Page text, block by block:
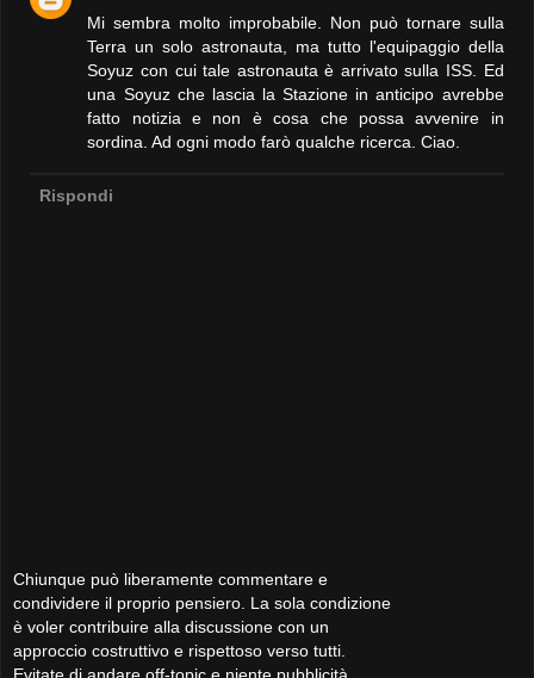
Mi sembra molto improbabile. Non può tornare sulla
Terra un solo astronauta, ma tutto l'equipaggio della
Soyuz con cui tale astronauta è arrivato sulla ISS. Ed
una Soyuz che lascia la Stazione in anticipo avrebbe
fatto notizia e non è cosa che possa avvenire in
sordina. Ad ogni modo farò qualche ricerca. Ciao.
Rispondi
Chiunque può liberamente commentare e
condividere il proprio pensiero. La sola condizione
è voler contribuire alla discussione con un
approccio costruttivo e rispettoso verso tutti.